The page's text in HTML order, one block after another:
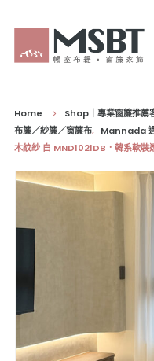
Home
Shop｜專業窗簾推薦
布簾／紗簾／窗簾布, Mannada
木紋紗 白 MND1021DB．韓系軟裝